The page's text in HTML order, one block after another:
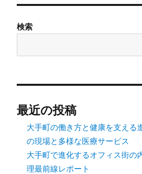
検索
最近の投稿
大手町の働き方と健康を支える
の現場と多様な医療サービス
大手町で進化するオフィス街の
理最前線レポート